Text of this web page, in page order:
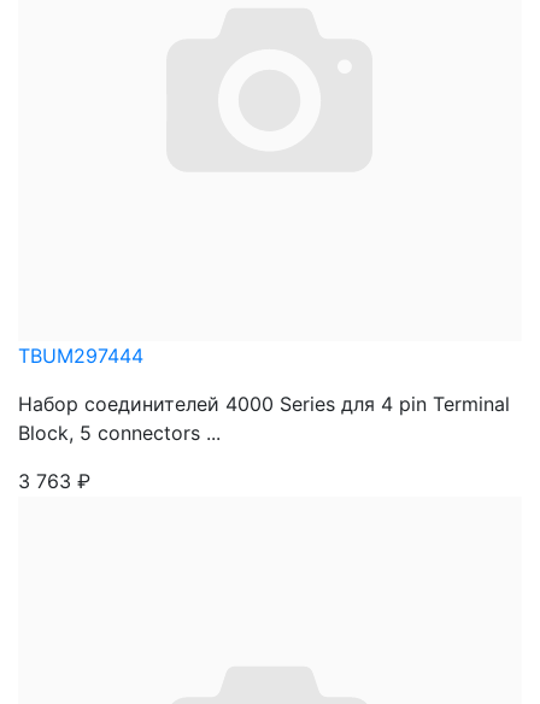
TBUM297444
Набор соединителей 4000 Series для 4 pin Terminal
Block, 5 connectors ...
3 763 ₽